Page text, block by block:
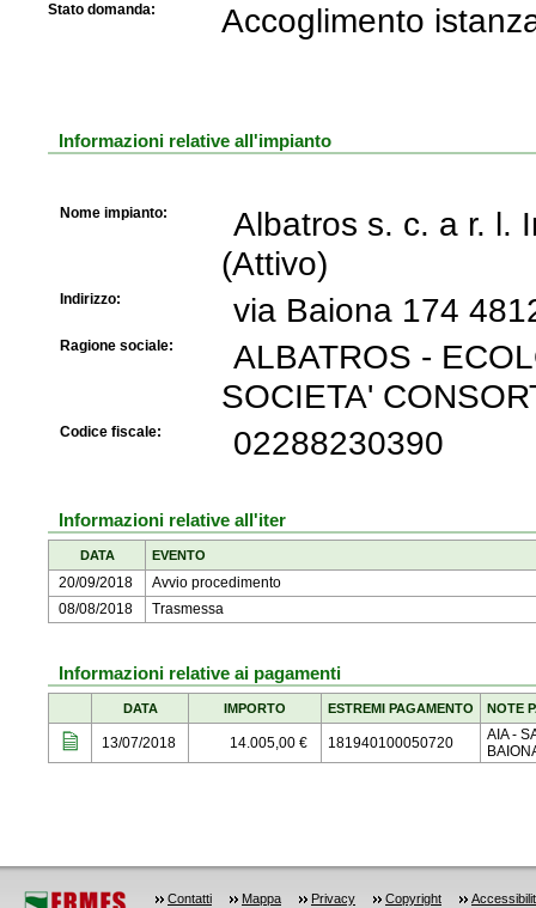
Stato domanda: Accoglimento
Informazioni relative all'impianto
Nome impianto:
Albatros s. c. a r. l.
(Attivo)
Indirizzo: via Baiona 174
Ragione sociale:
ALBATROS -
SOCIETA'
Codice fiscale: 02288230390
Informazioni relative all'iter
DATA EVENTO
20/09/2018
Avvio procedimento
08/08/2018
Trasmessa
Informazioni relative ai pagamenti
DATA IMPORTO ESTREMI PAGAMENTO NOTE
13/07/2018 14.005,00 € 181940100050720
AIA -
Contatti Mappa Privacy Copyright